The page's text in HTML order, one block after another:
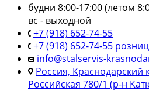
будни 8:00-17:00 (летом
вс - выходной
+7 (918) 652-74-55
+7 (918) 652-74-55
info@stalservis-
Россия, Краснодарский
Российская 780/1 (р-н